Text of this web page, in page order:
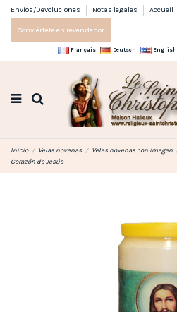
Envios/Devoluciones Notas legales Accueil
Conviértete en revendedor
Français Deutsch English
Inicio Velas novenas Velas novenas con imagen
Corazón de Jesús